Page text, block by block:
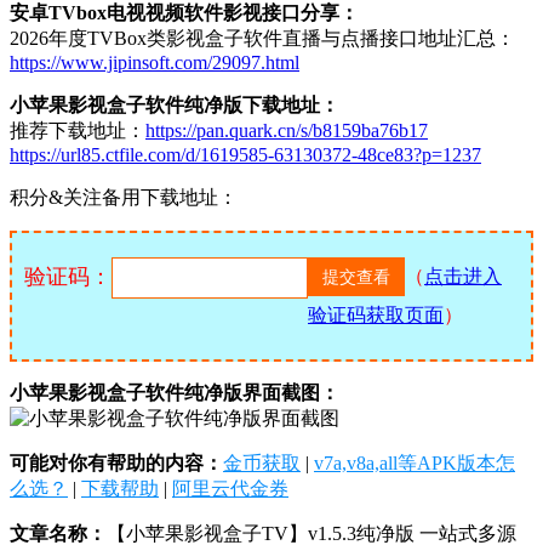
安卓TVbox电视视频软件影视接口分享：
2026年度TVBox类影视盒子软件直播与点播接口地址汇总：
https://www.jipinsoft.com/29097.html
小苹果影视盒子软件纯净版下载地址：
推荐下载地址： https://pan.quark.cn/s/b8159ba76b17
https://url85.ctfile.com/d/1619585-63130372-48ce83?p=1237
积分&关注备用下载地址：
验证码： （ 点击进入
验证码获取页面）
小苹果影视盒子软件纯净版界面截图：
可能对你有帮助的内容： 金币获取 | v7a,v8a,all等APK版本怎
么选？ | 下载帮助 | 阿里云代金券
文章名称：
【小苹果影视盒子TV】v1.5.3纯净版 一站式多源